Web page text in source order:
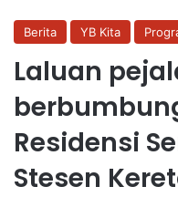
Berita YB Kita
Laluan
Residensi
Stesen